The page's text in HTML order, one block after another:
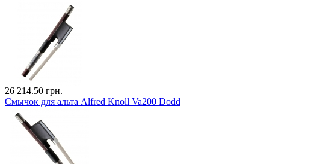
26 214.50 грн.
Смычок для альта Alfred Knoll Va200 Dodd